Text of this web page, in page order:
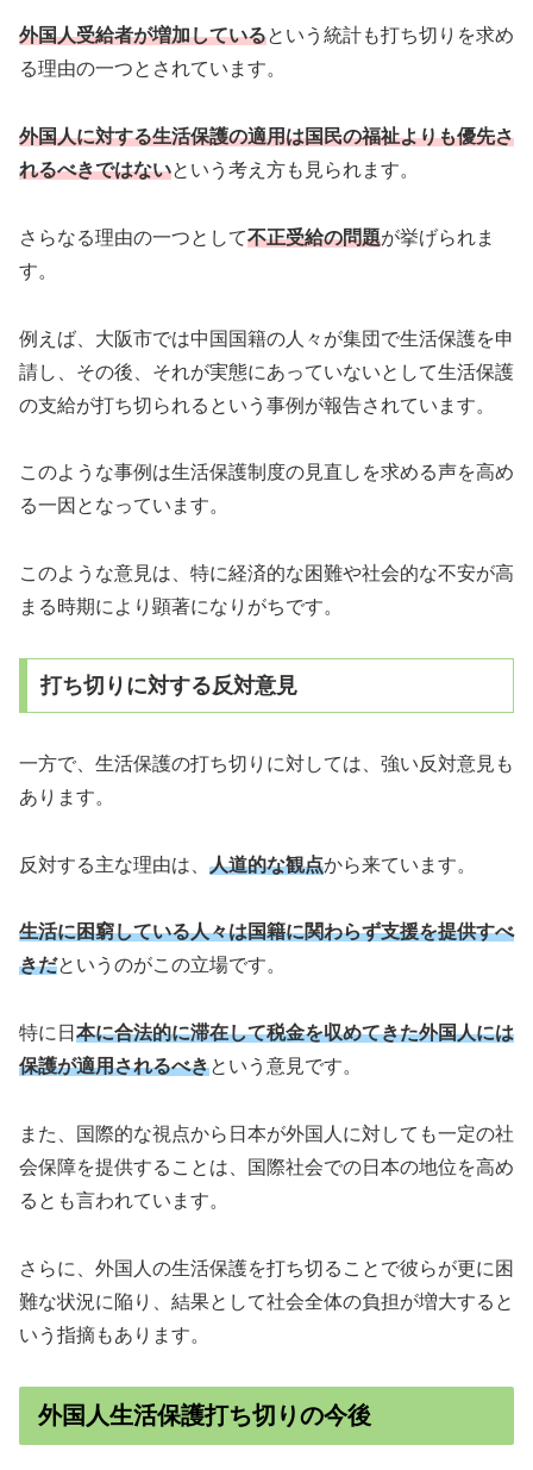
外国人受給者が増加しているという統計も打ち切りを求め
る理由の一つとされています。
外国人に対する生活保護の適用は国民の福祉よりも優先さ
れるべきではないという考え方も見られます。
さらなる理由の一つとして不正受給の問題が挙げられま
す。
例えば、大阪市では中国国籍の人々が集団で生活保護を申
請し、その後、それが実態にあっていないとして生活保護
の支給が打ち切られるという事例が報告されています。
このような事例は生活保護制度の見直しを求める声を高め
る一因となっています。
このような意見は、特に経済的な困難や社会的な不安が高
まる時期により顕著になりがちです。
打ち切りに対する反対意見
一方で、生活保護の打ち切りに対しては、強い反対意見も
あります。
反対する主な理由は、 人道的な観点から来ています。
生活に困窮している人々は国籍に関わらず支援を提供すべ
きだというのがこの立場です。
特に日 本に合法的に滞在して税金を収めてきた外国人には
保護が適用されるべきという意見です。
また、国際的な視点から日本が外国人に対しても一定の社
会保障を提供することは、国際社会での日本の地位を高め
るとも言われています。
さらに、外国人の生活保護を打ち切ることで彼らが更に困
難な状況に陥り、結果として社会全体の負担が増大すると
いう指摘もあります。
外国人生活保護打ち切りの今後